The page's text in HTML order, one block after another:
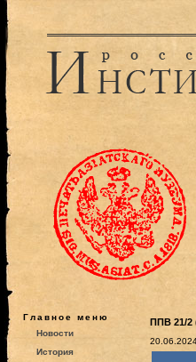
Главное меню
Новости
История
ППВ 21/2